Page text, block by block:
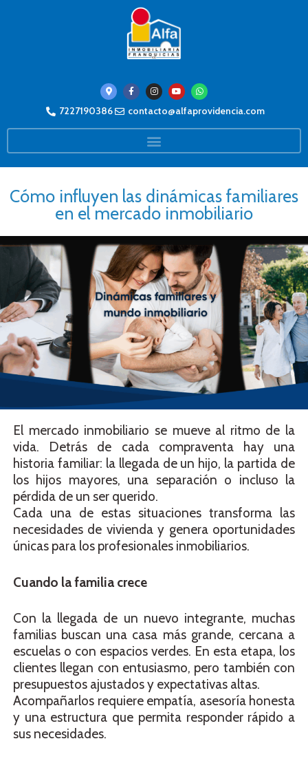
7227190386 contacto@alfaprovidencia.com
Cómo influyen las dinámicas familiares
en el mercado inmobiliario
El mercado inmobiliario se mueve al ritmo de la
vida. Detrás de cada compraventa hay una
historia familiar: la llegada de un hijo, la partida de
los hijos mayores, una separación o incluso la
pérdida de un ser querido.
Cada una de estas situaciones transforma las
necesidades de vivienda y genera oportunidades
únicas para los profesionales inmobiliarios.
Cuando la familia crece
Con la llegada de un nuevo integrante, muchas
familias buscan una casa más grande, cercana a
escuelas o con espacios verdes. En esta etapa, los
clientes llegan con entusiasmo, pero también con
presupuestos ajustados y expectativas altas.
Acompañarlos requiere empatía, asesoría honesta
y una estructura que permita responder rápido a
sus necesidades.